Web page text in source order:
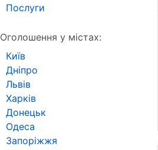
Послуги
Оголошення у містах:
Київ
Дніпро
Львів
Харків
Донецьк
Одеса
Запоріжжя